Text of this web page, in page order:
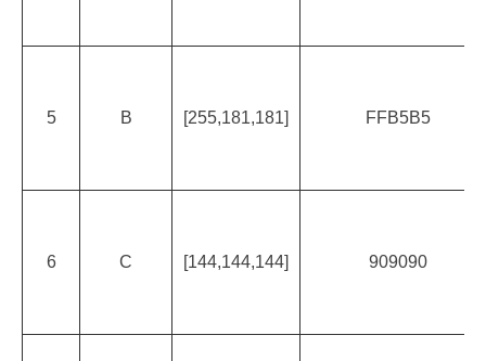
5 B [255,181,181] FFB5B5
6 C [144,144,144] 909090